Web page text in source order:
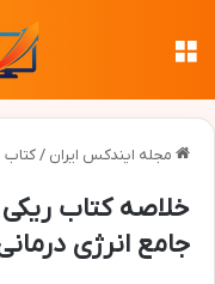
مجله ایندکس ایران /کتاب
خلاصه کتاب ریکی
جامع انرژی